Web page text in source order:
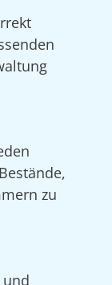
zu